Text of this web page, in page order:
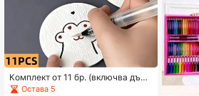
Комплект от 11 бр. (включва дъск
а за рисуване + четка) – 3D кръгл
Остава 5